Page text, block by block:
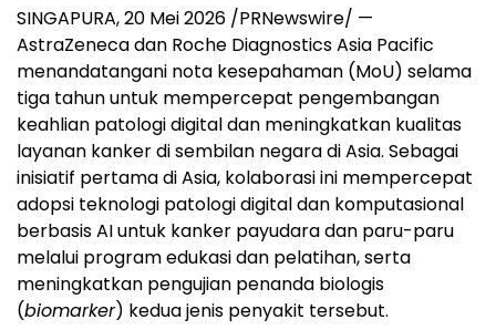
SINGAPURA,20 Mei 2026 /PRNewswire/ —
AstraZeneca dan Roche Diagnostics Asia Pacific
menandatangani nota kesepahaman (MoU) selama
tiga tahun untuk mempercepat pengembangan
keahlian patologi digital dan meningkatkan kualitas
layanan kanker di sembilan negara di Asia. Sebagai
inisiatif pertama di Asia, kolaborasi ini mempercepat
adopsi teknologi patologi digital dan komputasional
berbasis AI untuk kanker payudara dan paru-paru
melalui program edukasi dan pelatihan, serta
meningkatkan pengujian penanda biologis
(biomarker) kedua jenis penyakit tersebut.